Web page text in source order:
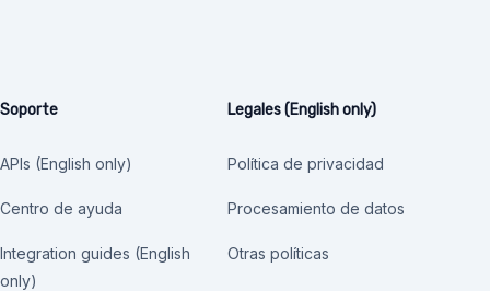
Soporte
APIs (English only)
Centro de ayuda
Integration guides (English
only)
Legales (English only)
Política de privacidad
Procesamiento de datos
Otras políticas